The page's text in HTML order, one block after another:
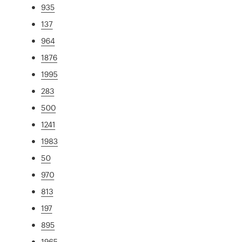
935
137
964
1876
1995
283
500
1241
1983
50
970
813
197
895